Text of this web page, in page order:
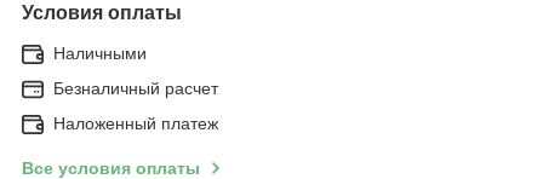
Условия оплаты
Наличными
Безналичный расчет
Наложенный платеж
Все условия оплаты